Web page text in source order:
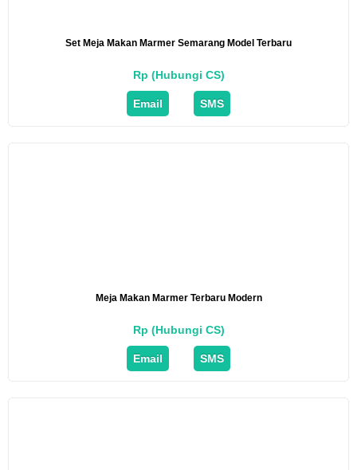
Set Meja Makan Marmer Semarang Model Terbaru
Rp (Hubungi CS)
Email SMS
Meja Makan Marmer Terbaru Modern
Rp (Hubungi CS)
Email SMS